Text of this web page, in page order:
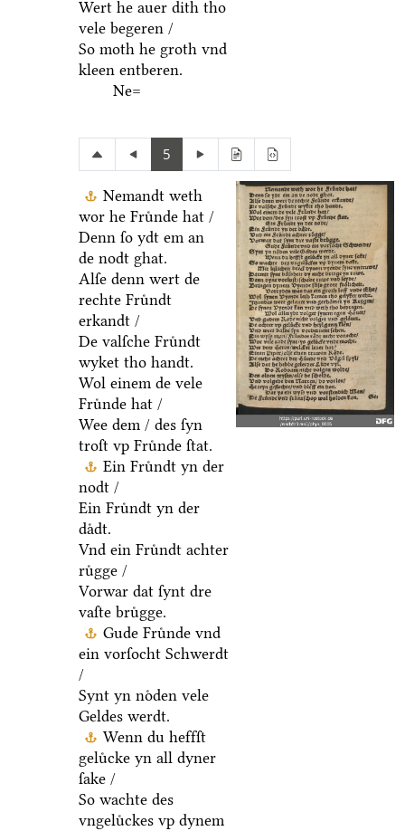
Wert he auer dith tho
vele begeren /
So moth he groth vnd
kleen entberen.
Ne=
5
Nemandt weth
wor he Fruͤnde hat /
Denn ſo ydt em an
de nodt ghat.
Alſe denn wert de
rechte Fruͤndt
erkandt /
De valſche Fruͤndt
wyket tho handt.
Wol einem de vele
Fruͤnde hat /
Wee dem / des ſyn
troſt vp Fruͤnde ſtat.
Ein Fruͤndt yn der
nodt /
Ein Fruͤndt yn der
daͤdt.
Vnd ein Fruͤndt achter
ruͤgge /
Vorwar dat ſynt dre
vaſte bruͤgge.
Gude Fruͤnde vnd
ein vorſocht Schwerdt
/
Synt yn noͤden vele
Geldes werdt.
Wenn du heffſt
geluͤcke yn all dyner
ſake /
So wachte des
vngeluͤckes vp dynem